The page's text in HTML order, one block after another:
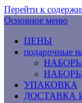
Перейти к
Основное меню
ЦЕНЫ
подарочные
НАБОРЫ
НАБОРЫ
УПАКОВКА
ДОСТАВКА